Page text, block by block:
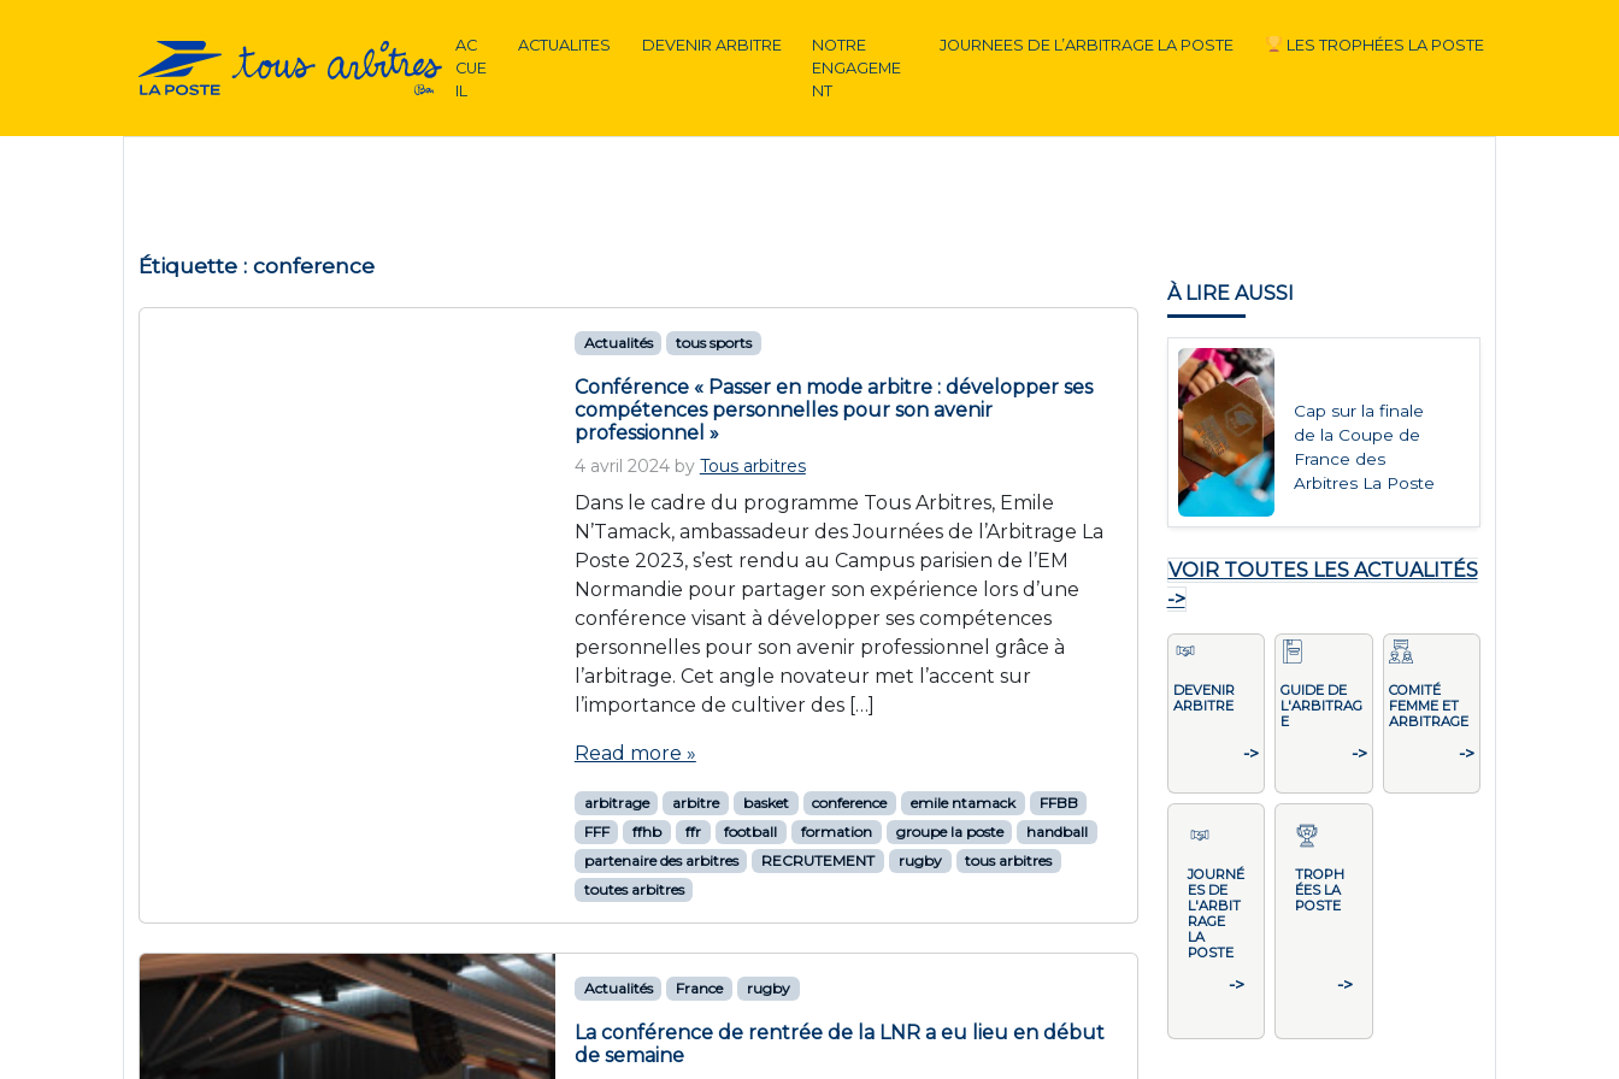
AC
CUE
IL
ACTUALITES DEVENIR ARBITRE
NOTRE
ENGAGEME
NT
JOURNEES DE L’ARBITRAGE LA POSTE LES TROPHÉES LA POSTE
Étiquette : conference
Actualités tous sports
Conférence « Passer en mode arbitre : développer ses
compétences personnelles pour son avenir
professionnel »
4 avril 2024by Tous arbitres
Dans le cadre du programme Tous Arbitres, Emile
N’Tamack, ambassadeur des Journées de l’Arbitrage La
Poste 2023, s’est rendu au Campus parisien de l’EM
Normandie pour partager son expérience lors d’une
conférence visant à développer ses compétences
personnelles pour son avenir professionnel grâce à
l’arbitrage. Cet angle novateur met l’accent sur
l’importance de cultiver des […]
Read more »
arbitrage arbitre basket conference emile ntamack
FFBB
FFF
ffhb ffr football formation groupe la poste
handball
partenaire des arbitres
RECRUTEMENT rugby
tous arbitres
toutes arbitres
Actualités France rugby
La conférence de rentrée de la LNR a eu lieu en début
de semaine
À LIRE AUSSI
Cap sur la finale
de la Coupe de
France des
Arbitres La Poste
VOIR TOUTES LES ACTUALITÉS
->
DEVENIR
ARBITRE
->
GUIDE DE
L'ARBITRAG
E
->
COMITÉ
FEMME ET
ARBITRAGE
->
JOURNÉ
ES DE
L'ARBIT
RAGE
LA
POSTE
->
TROPH
ÉES LA
POSTE
->